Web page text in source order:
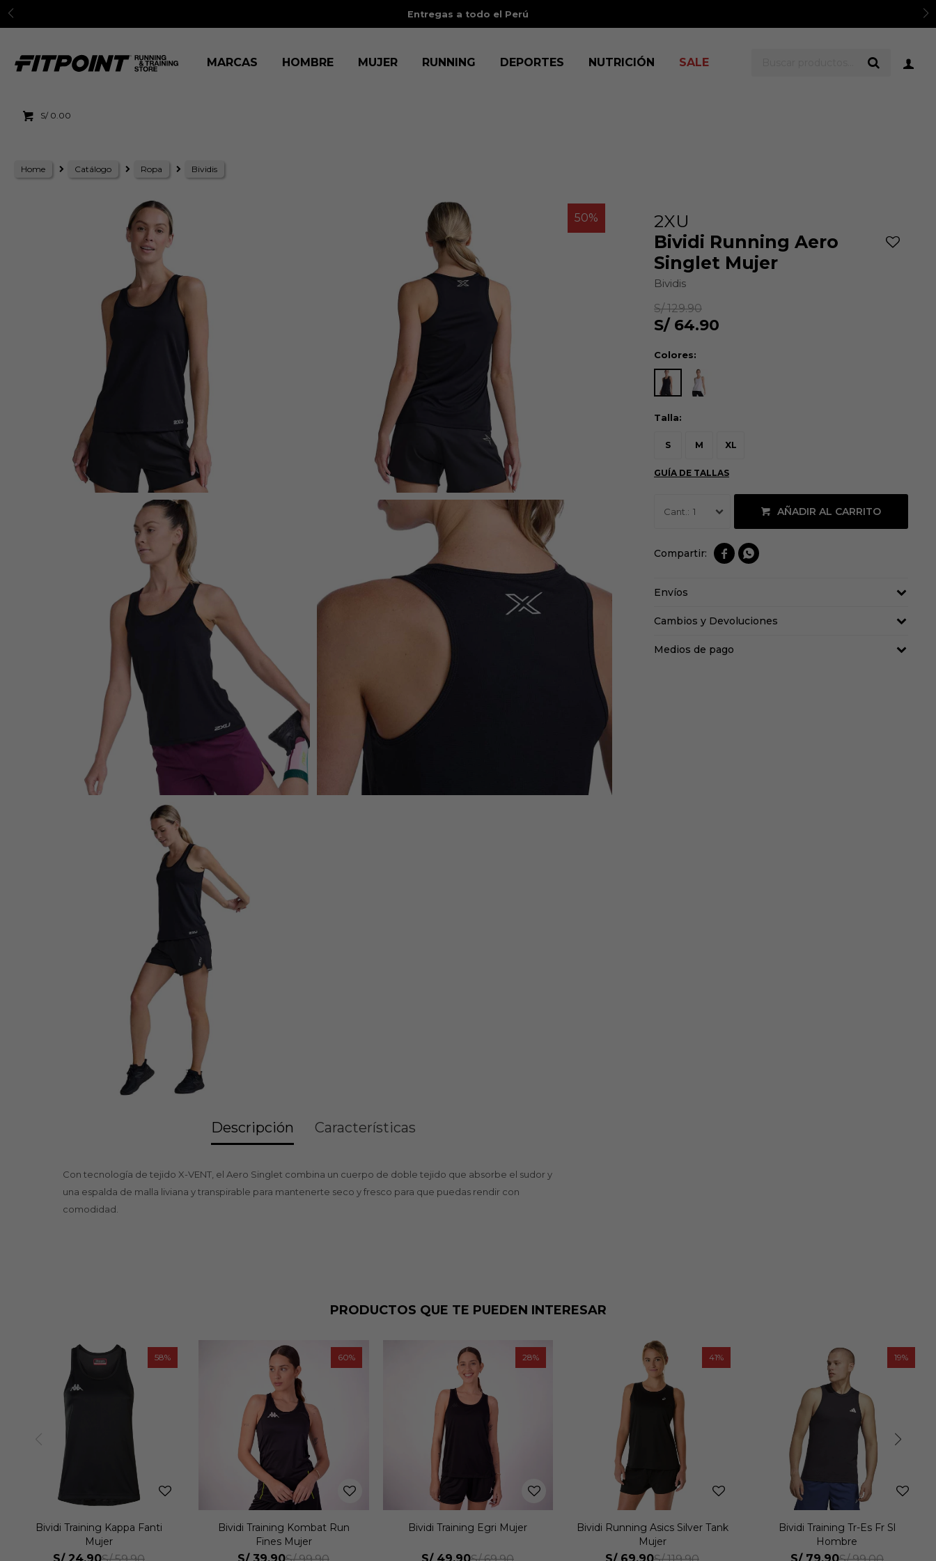
con BCP, BBVA, IBK, Scotia, Diners y Cencosud.
MARCAS HOMBRE MUJER RUNNING DEPORTES NUTRICIÓN SALE
S/ 0.00
Home Catálogo Ropa Bividis
50
Descripción Características
Con tecnología de tejido X-VENT, el Aero Singlet combina un cuerpo de doble tejido que absorbe el sudor y
una espalda de malla liviana y transpirable para mantenerte seco y fresco para que puedas rendir con
comodidad.
2XU
Bividi Running Aero
Singlet Mujer
Bividis
S/ 64.90
S/ 129.90
Colores:
Talla:
S M XL
GUÍA DE TALLAS
1 AÑADIR AL CARRITO
 
Envíos
Cambios y Devoluciones
Medios de pago
PRODUCTOS QUE TE PUEDEN INTERESAR
60
Bividi Training Kombat Run
Fines Mujer
28
Bividi Training Egri Mujer
41
Bividi Running Asics Silver Tank
19
Bividi Training Tr-Es Fr Sl
Hombre
38
Bividi Running Nagino Run
Adjustable Tank Mujer